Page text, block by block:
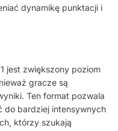
dynamikę punktacji i
jest zwiększony poziom
gracze są
Ten format pozwala
do bardziej intensywnych
którzy szukają